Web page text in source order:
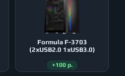
Formula F-3703
(2xUSB2.0 1xUSB3.0)
+100 р.